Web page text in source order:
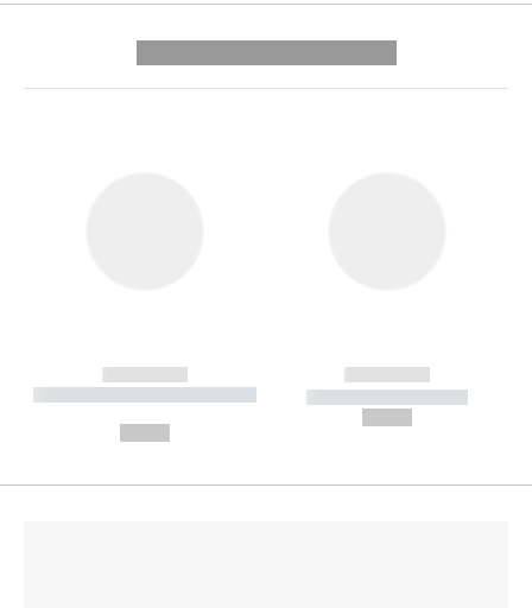
------------
----------- ----------- --------
------------
----------- -----------